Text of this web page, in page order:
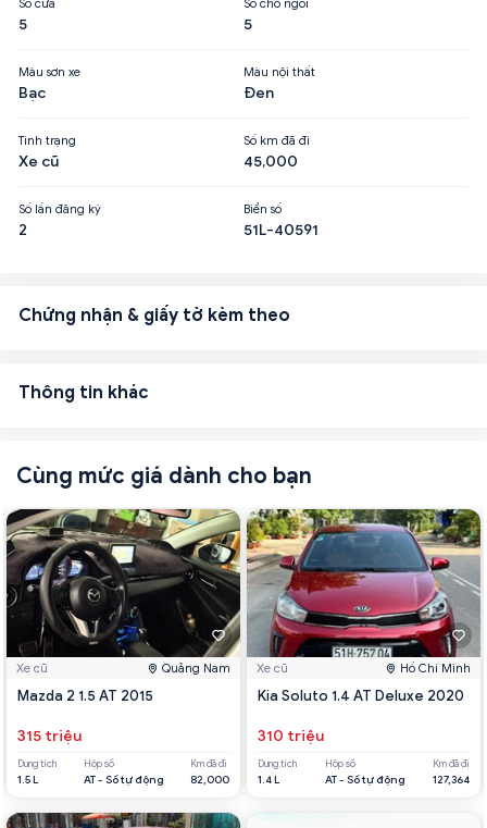
Số cửa
5
Số chỗ ngồi
5
Màu sơn xe
Bạc
Màu nội thất
Đen
Tình trạng
Xe cũ
Số km đã đi
45,000
Số lần đăng ký
2
Biển số
51L-40591
Chứng nhận & giấy tờ kèm theo
Thông tin khác
Cùng mức giá dành cho bạn
Xe cũ Quảng Nam
Mazda 2 1.5 AT 2015
315 triệu
Dung tích
1.5 L
Hộp số
AT - Số tự động
Km đã đi
82,000
Xe cũ Hồ Chí Minh
Kia Soluto 1.4 AT Deluxe 2020
310 triệu
Dung tích
1.4 L
Hộp số
AT - Số tự động
Km đã đi
127,364